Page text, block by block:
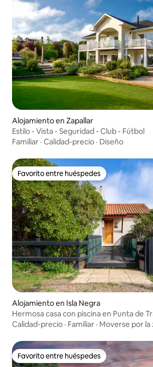
Alojamiento en Zapallar
Estilo - Vista - Seguridad - Club - Fútbol
Familiar · Calidad-precio · Diseño
Favorito entre huéspedes
Favorito entre huéspedes
Alojamiento en Isla Negra
Hermosa casa con piscina en Punta de
Calidad-precio · Familiar · Moverse por la
Favorito entre huéspedes
Favorito entre huéspedes